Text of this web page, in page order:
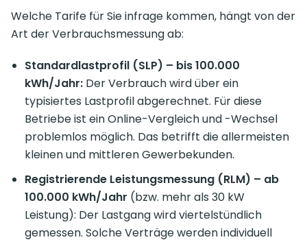
Welche Tarife für Sie infrage kommen, hängt von der
Art der Verbrauchsmessung ab:
Standardlastprofil (SLP) – bis 100.000
kWh/Jahr: Der Verbrauch wird über ein
typisiertes Lastprofil abgerechnet. Für diese
Betriebe ist ein Online-Vergleich und -Wechsel
problemlos möglich. Das betrifft die allermeisten
kleinen und mittleren Gewerbekunden.
Registrierende Leistungsmessung (RLM) – ab
100.000 kWh/Jahr (bzw. mehr als 30 kW
Leistung): Der Lastgang wird viertelstündlich
gemessen. Solche Verträge werden individuell